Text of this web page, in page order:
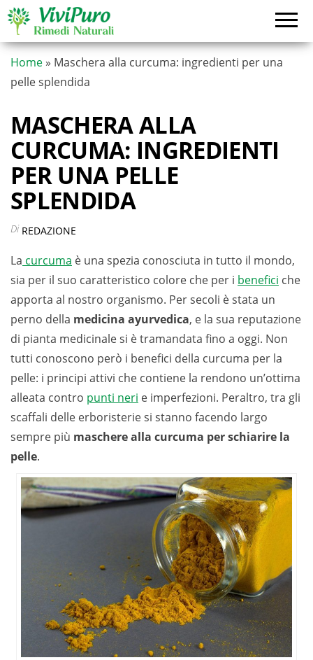
Vai
contenuto
Home » Maschera alla curcuma: ingredienti per una
pelle splendida
MASCHERA ALLA
CURCUMA: INGREDIENTI
PER UNA PELLE
SPLENDIDA
Di REDAZIONE
La curcuma è una spezia conosciuta in tutto il mondo,
sia per il suo caratteristico colore che per i benefici che
apporta al nostro organismo. Per secoli è stata un
perno della medicina ayurvedica, e la sua reputazione
di pianta medicinale si è tramandata fino a oggi. Non
tutti conoscono però i benefici della curcuma per la
pelle: i principi attivi che contiene la rendono un’ottima
alleata contro punti neri e imperfezioni. Peraltro, tra gli
scaffali delle erboristerie si stanno facendo largo
sempre più maschere alla curcuma per schiarire la
pelle.